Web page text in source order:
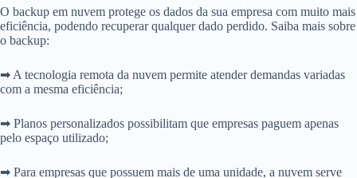
n
t
e
d
o
O backup em nuvem protege os dados da sua empresa com muito mais
eficiência, podendo recuperar qualquer dado perdido. Saiba mais sobre
o backup:
➡ A tecnologia remota da nuvem permite atender demandas variadas
com a mesma eficiência;
➡ Planos personalizados possibilitam que empresas paguem apenas
pelo espaço utilizado;
➡ Para empresas que possuem mais de uma unidade, a nuvem serve